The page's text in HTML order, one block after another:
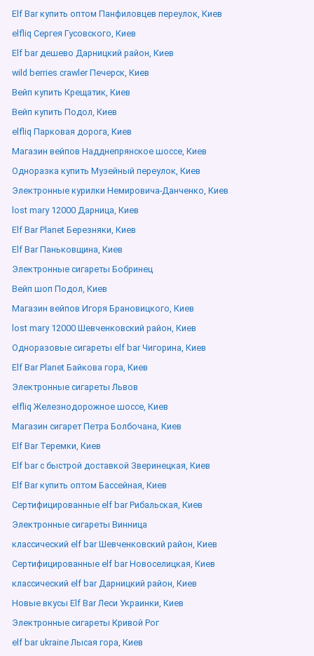
Elf Bar купить оптом Панфиловцев переулок, Киев
elfliq Сергея Гусовского, Киев
Elf bar дешево Дарницкий район, Киев
wild berries crawler Печерск, Киев
Вейп купить Крещатик, Киев
Вейп купить Подол, Киев
elfliq Парковая дорога, Киев
Магазин вейпов Надднепрянское шоссе, Киев
Одноразка купить Музейный переулок, Киев
Электронные курилки Немировича-Данченко, Киев
lost mary 12000 Дарница, Киев
Elf Bar Planet Березняки, Киев
Elf Bar Паньковщина, Киев
Электронные сигареты Бобринец
Вейп шоп Подол, Киев
Магазин вейпов Игоря Брановицкого, Киев
lost mary 12000 Шевченковский район, Киев
Одноразовые сигареты elf bar Чигорина, Киев
Elf Bar Planet Байкова гора, Киев
Электронные сигареты Львов
elfliq Железнодорожное шоссе, Киев
Магазин сигарет Петра Болбочана, Киев
Elf Bar Теремки, Киев
Elf bar с быстрой доставкой Зверинецкая, Киев
Elf Bar купить оптом Бассейная, Киев
Сертифицированные elf bar Рибальская, Киев
Электронные сигареты Винница
классический elf bar Шевченковский район, Киев
Сертифицированные elf bar Новоселицкая, Киев
классический elf bar Дарницкий район, Киев
Новые вкусы Elf Bar Леси Украинки, Киев
Электронные сигареты Кривой Рог
elf bar ukraine Лысая гора, Киев